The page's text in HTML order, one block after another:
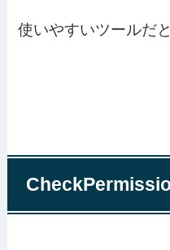
使いやすいツールだ